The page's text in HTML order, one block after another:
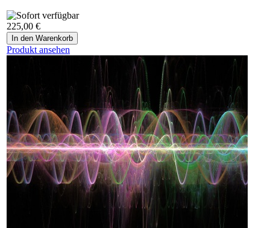
225,00 €
Produkt ansehen